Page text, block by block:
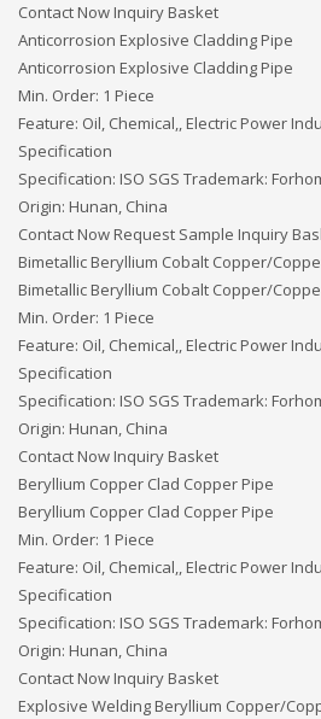
Contact Now Inquiry Basket
Anticorrosion Explosive Cladding Pipe
Anticorrosion Explosive Cladding Pipe
Min. Order: 1 Piece
Feature: Oil, Chemical,, Electric Power
Specification
Specification: ISO SGS Trademark:
Origin: Hunan, China
Contact Now Request Sample Inquiry
Bimetallic Beryllium Cobalt Copper/
Bimetallic Beryllium Cobalt Copper/
Min. Order: 1 Piece
Feature: Oil, Chemical,, Electric Power
Specification
Specification: ISO SGS Trademark:
Origin: Hunan, China
Contact Now Inquiry Basket
Beryllium Copper Clad Copper Pipe
Beryllium Copper Clad Copper Pipe
Min. Order: 1 Piece
Feature: Oil, Chemical,, Electric Power
Specification
Specification: ISO SGS Trademark:
Origin: Hunan, China
Contact Now Inquiry Basket
Explosive Welding Beryllium Copper/